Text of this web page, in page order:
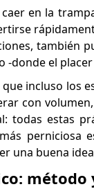
en la
también
-donde el
incluso los
con
todas estas
perniciosa
una buena
método